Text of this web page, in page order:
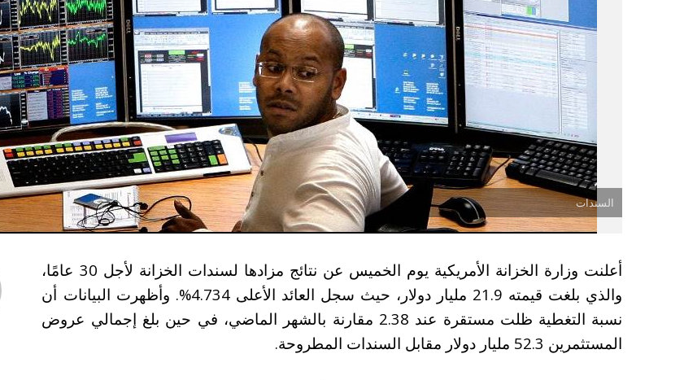
السندات
أعلنت وزارة الخزانة الأمريكية يوم الخميس عن نتائج مزادها لسندات الخزانة لأجل 30 عامًا،
والذي بلغت قيمته 21.9 مليار دولار، حيث سجل العائد الأعلى 4.734%. وأظهرت البيانات أن
نسبة التغطية ظلت مستقرة عند 2.38 مقارنة بالشهر الماضي، في حين بلغ إجمالي عروض
المستثمرين 52.3 مليار دولار مقابل السندات المطروحة.